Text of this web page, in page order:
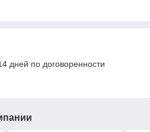
дней по договоренности